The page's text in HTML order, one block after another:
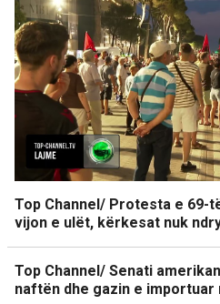
Top Channel/ Protesta e 69-
vijon e ulët, kërkesat nuk
Top Channel/ Senati
naftën dhe gazin e importuar